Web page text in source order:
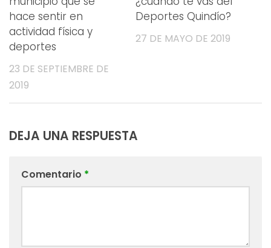
hace sentir en
actividad física y
deportes
23 DE SEPTIEMBRE DE
2019
Deportes Quindío?
27 DE MAYO DE 2019
DEJA UNA RESPUESTA
Comentario *